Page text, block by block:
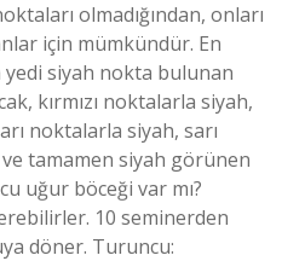
olmadığından, onları
için mümkündür. En
yedi siyah nokta bulunan
kırmızı noktalarla siyah,
noktalarla siyah, sarı
tamamen siyah görünen
uğur böceği var mı?
10 seminerden
döner. Turuncu: